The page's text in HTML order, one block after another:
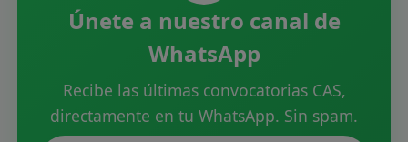
Únete a nuestro canal de
WhatsApp
Recibe las últimas convocatorias CAS,
directamente en tu WhatsApp. Sin spam.